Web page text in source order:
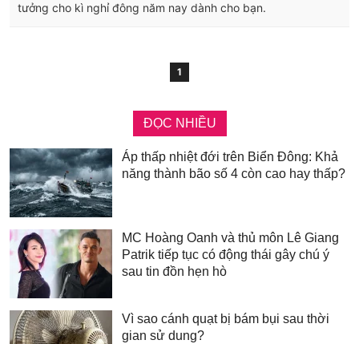
tưởng cho kì nghỉ đông năm nay dành cho bạn.
1
ĐỌC NHIỀU
Áp thấp nhiệt đới trên Biển Đông: Khả
năng thành bão số 4 còn cao hay thấp?
MC Hoàng Oanh và thủ môn Lê Giang
Patrik tiếp tục có động thái gây chú ý
sau tin đồn hẹn hò
Vì sao cánh quạt bị bám bụi sau thời
gian sử dung?